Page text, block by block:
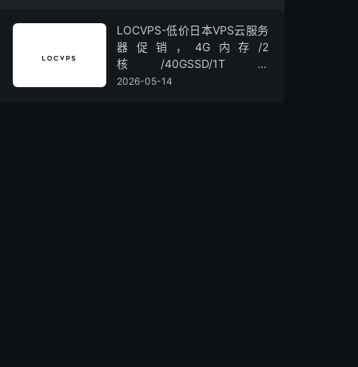
LOCVPS-低价日本VPS云服务
器促销，4G内存/2
核/40GSSD/1T流
量/450Mbps带宽，低至36元/
2026-05-14